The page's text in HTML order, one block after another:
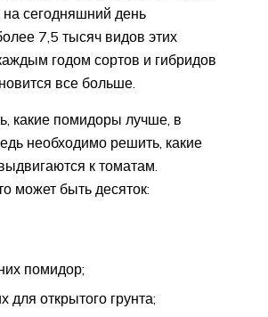
на сегодняшний день
7,5 тысяч видов этих
годом сортов и гибридов
все больше.
какие помидоры лучше, в
необходимо решить, какие
к томатам.
может быть десяток:
помидор;
для открытого грунта;